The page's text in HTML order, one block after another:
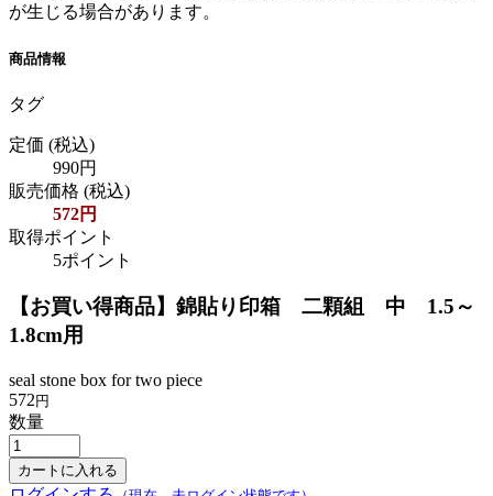
が生じる場合があります。
商品情報
タグ
定価 (税込)
990円
販売価格 (税込)
572円
取得ポイント
5ポイント
【お買い得商品】錦貼り印箱 二顆組 中 1.5～
1.8cm用
seal stone box for two piece
572 円
数量